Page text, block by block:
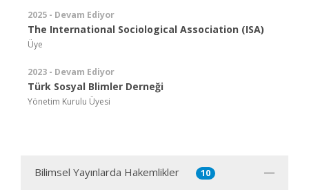
2025 - Devam Ediyor
The International Sociological Association (ISA)
Üye
2023 - Devam Ediyor
Türk Sosyal Blimler Derneği
Yönetim Kurulu Üyesi
Bilimsel Yayınlarda Hakemlikler 10